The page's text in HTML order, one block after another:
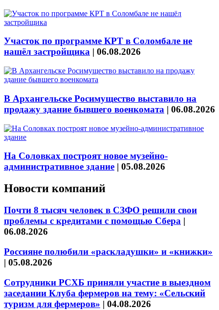
Участок по программе КРТ в Соломбале не
нашёл застройщика | 06.08.2026
В Архангельске Росимущество выставило на
продажу здание бывшего военкомата | 06.08.2026
На Соловках построят новое музейно-
административное здание | 05.08.2026
Новости компаний
Почти 8 тысяч человек в СЗФО решили свои
проблемы с кредитами с помощью Сбера |
06.08.2026
Россияне полюбили «раскладушки» и «книжки»
| 05.08.2026
Сотрудники РСХБ приняли участие в выездном
заседании Клуба фермеров на тему: «Сельский
туризм для фермеров» | 04.08.2026